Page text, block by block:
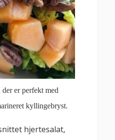
er perfekt med
kyllingebryst.
hjertesalat,